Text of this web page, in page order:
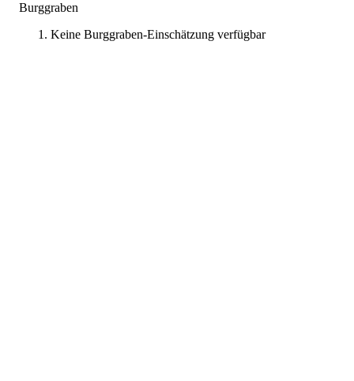
Burggraben
Keine Burggraben-Einschätzung verfügbar